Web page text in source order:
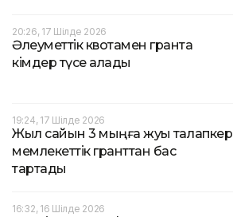
20:26, 17 Шілде 2026
Әлеуметтік квотамен грантқа
кімдер түсе алады
19:24, 17 Шілде 2026
Жыл сайын 3 мыңға жуық талапкер
мемлекеттік гранттан бас
тартады
16:32, 16 Шілде 2026